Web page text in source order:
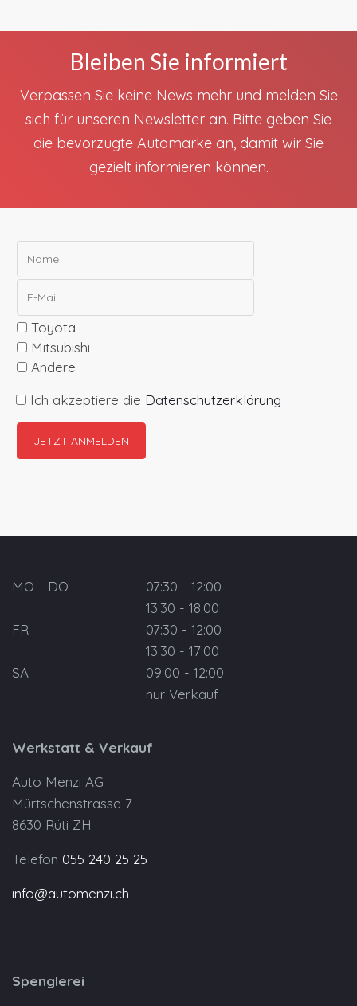
Bleiben Sie informiert
Verpassen Sie keine News mehr und melden Sie
sich für unseren Newsletter an. Bitte geben Sie
die bevorzugte Automarke an, damit wir Sie
gezielt informieren können.
Toyota
Mitsubishi
Andere
Ich akzeptiere die Datenschutzerklärung
MO - DO
07:30 - 12:00
13:30 - 18:00
FR
07:30 - 12:00
13:30 - 17:00
SA
09:00 - 12:00
nur Verkauf
Werkstatt & Verkauf
Auto Menzi AG
Mürtschenstrasse 7
8630 Rüti ZH
Telefon 055 240 25 25
info@automenzi.ch
Spenglerei